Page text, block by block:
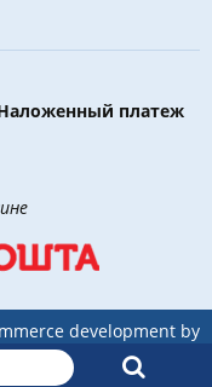
платеж
development by